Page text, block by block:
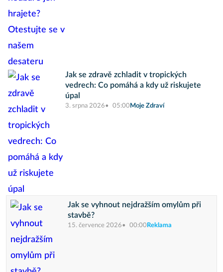
Jak se zdravě zchladit v tropických
vedrech: Co pomáhá a kdy už riskujete
úpal
3. srpna 2026 05:00 Moje Zdraví
Jak se vyhnout nejdražším omylům při
stavbě?
15. července 2026 00:00 Reklama